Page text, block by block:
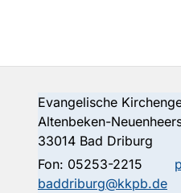
Evangelische
Altenbeken-
33014 Bad Driburg
Fon: 05253-2215
baddriburg@kkpb.de